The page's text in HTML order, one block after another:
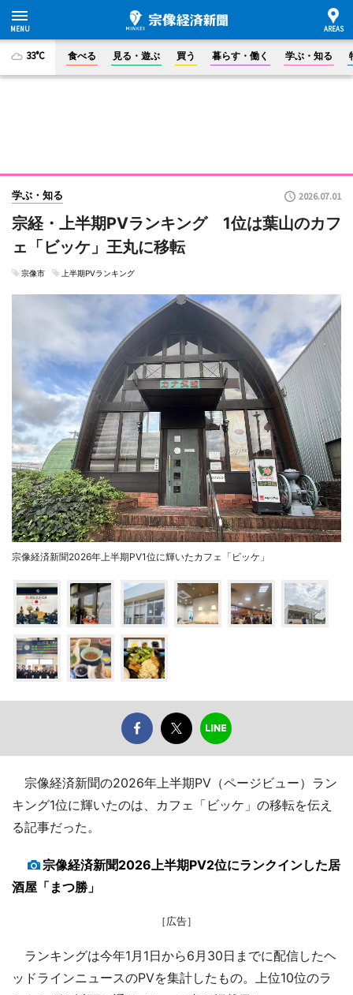
33°C 食べる 見る・遊ぶ 買う 暮らす・働く 学ぶ・知る
学ぶ・知る 2026.07.01
宗経・上半期PVランキング 1位は葉山のカフ
ェ「ビッケ」王丸に移転
宗像市 上半期PVランキング
宗像経済新聞2026年上半期PV1位に輝いたカフェ「ビッケ」
宗像経済新聞の2026年上半期PV（ページビュー）ラン
キング1位に輝いたのは、カフェ「ビッケ」の移転を伝え
る記事だった。
宗像経済新聞2026上半期PV2位にランクインした居
酒屋「まつ勝」
［広告］
ランキングは今年1月1日から6月30日までに配信したヘ
ッドラインニュースのPVを集計したもの。上位10位のラ